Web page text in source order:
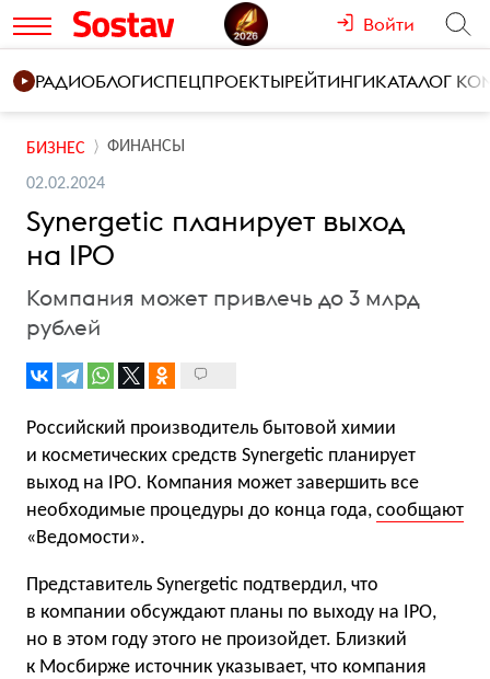
Войти
РАДИОБЛОГИСПЕЦПРОЕКТЫРЕЙТИНГИКАТАЛОГ
БИЗНЕС ФИНАНСЫ
02.02.2024
Synergetic планирует выход
на IPO
Компания может привлечь до 3 млрд
рублей
Российский производитель бытовой химии
и косметических средств Synergetic планирует
выход на IPO. Компания может завершить все
необходимые процедуры до конца года, сообщают
«Ведомости».
Представитель Synergetic подтвердил, что
в компании обсуждают планы по выходу на IPO,
но в этом году этого не произойдет. Близкий
к Мосбирже источник указывает, что компания